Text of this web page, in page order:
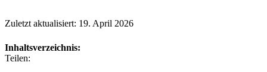
Zuletzt aktualisiert: 19. April 2026
Inhaltsverzeichnis:
Teilen: